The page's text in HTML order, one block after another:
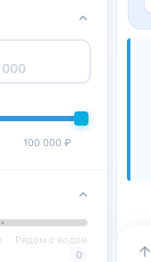
100 000 ₽
Рядом с водой
0